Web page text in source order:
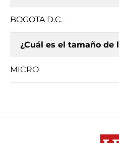
BOGOTA D.C.
¿Cuál es el tamaño de
MICRO